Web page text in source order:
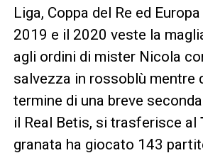
Liga, Coppa del Re ed
2019 e il 2020 veste la
agli ordini di mister Nicola
salvezza in rossoblù mentre
termine di una breve
il Real Betis, si trasferisce al
granata ha giocato 143